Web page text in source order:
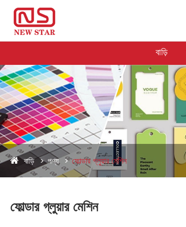
বাড়ি
বাড়ি পণ্য ফোল্ডার গ্লুয়ার মেশিন
ফোল্ডার গ্লুয়ার মেশিন